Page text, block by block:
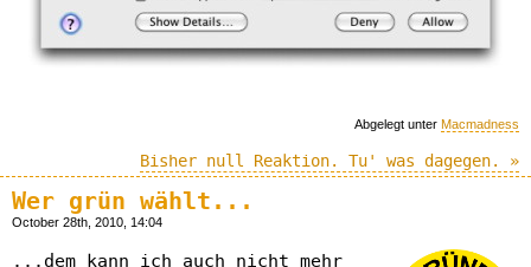
Abgelegt unter Macmadness
Bisher null Reaktion. Tu' was dagegen. »
Wer grün wählt...
October 28th, 2010, 14:04
...dem kann ich auch nicht mehr